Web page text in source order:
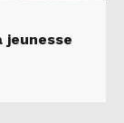
jeunesse